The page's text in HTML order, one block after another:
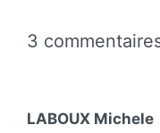
3
LABOUX Michele